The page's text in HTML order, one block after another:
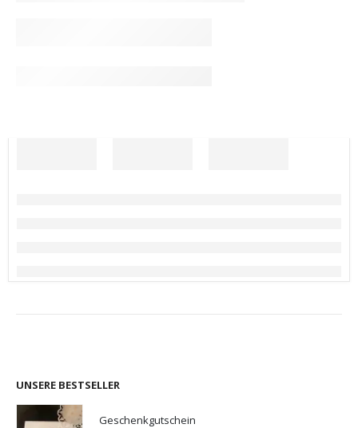
UNSERE BESTSELLER
Geschenkgutschein